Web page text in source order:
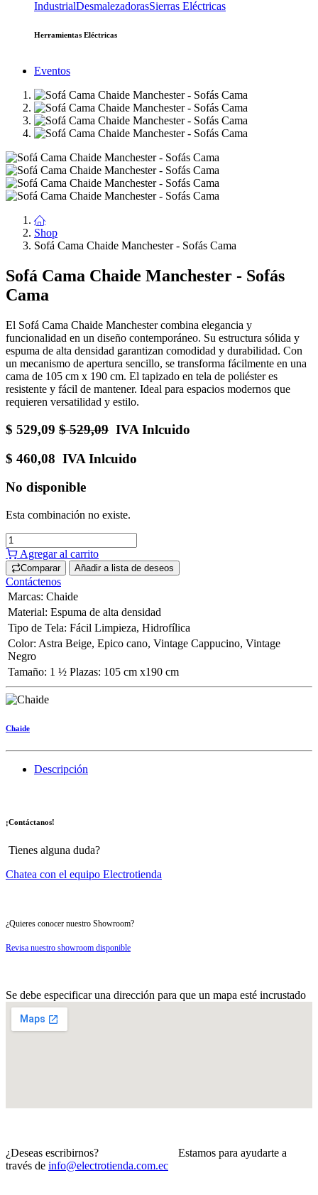
IndustrialDesmalezadorasSierras Eléctricas
Herramientas Eléctricas
Eventos
Shop
Sofá Cama Chaide Manchester - Sofás Cama
Sofá Cama Chaide Manchester - Sofás
Cama
El Sofá Cama Chaide Manchester combina elegancia y
funcionalidad en un diseño contemporáneo. Su estructura sólida y
espuma de alta densidad garantizan comodidad y durabilidad. Con
un mecanismo de apertura sencillo, se transforma fácilmente en una
cama de 105 cm x 190 cm. El tapizado en tela de poliéster es
resistente y fácil de mantener. Ideal para espacios modernos que
requieren versatilidad y estilo.
$ 529,09 $529,09 IVA Inlcuido
$ 460,08 IVA Inlcuido
No disponible
Esta combinación no existe.
Agregar al carrito
Comparar Añadir a lista de deseos
Contáctenos
Marcas: Chaide
Material: Espuma de alta densidad
Tipo de Tela: Fácil Limpieza, Hidrofílica
Color: Astra Beige, Epico cano, Vintage Cappucino, Vintage
Negro
Tamaño: 1 ½ Plazas: 105 cm x190 cm
Chaide
Descripción
¡Contáctanos!
Tienes alguna duda?
Chatea con el equipo Electrotienda
¿Quieres conocer nuestro Showroom?
Revisa nuestro showroom disponible
Se debe especificar una dirección para que un mapa esté incrustado
¿Deseas escribirnos? Estamos para ayudarte a
través de info@electrotienda.com.ec